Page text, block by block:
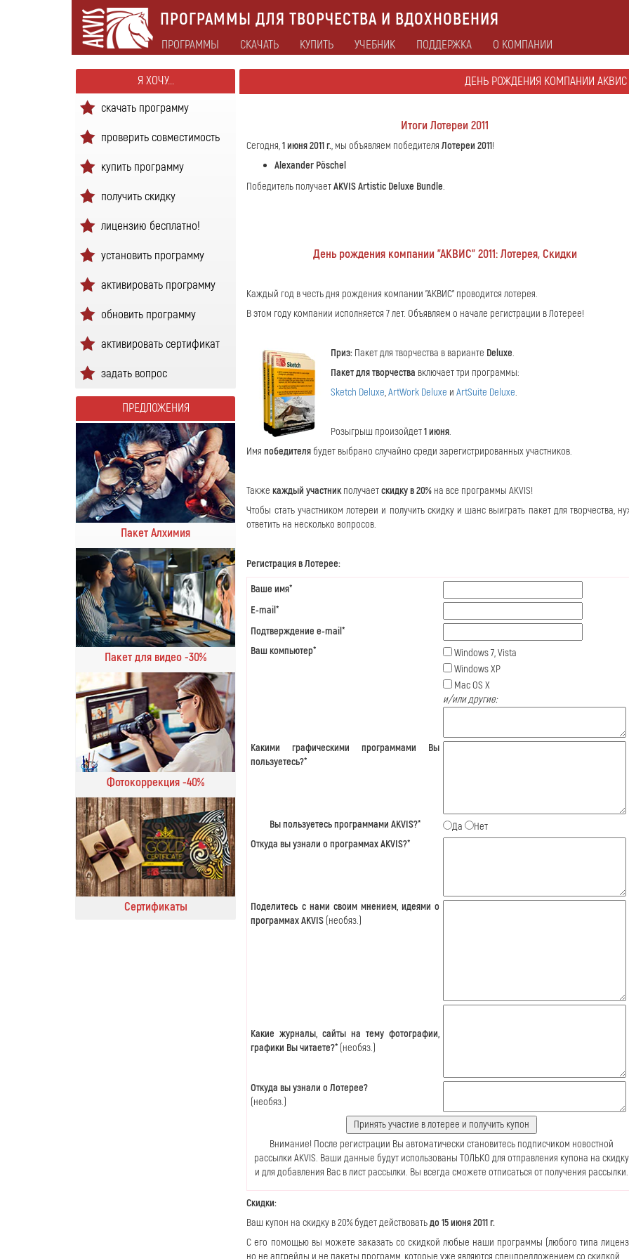
ПРОГРАММЫ ДЛЯ ТВОРЧЕСТВА И ВДОХНОВЕНИЯ
ПРОГРАММЫ СКАЧАТЬ КУПИТЬ УЧЕБНИК ПОДДЕРЖКА О КОМПАНИИ
Я ХОЧУ...
скачать программу
проверить совместимость
купить программу
получить скидку
лицензию бесплатно!
установить программу
активировать программу
обновить программу
активировать сертификат
задать вопрос
ПРЕДЛОЖЕНИЯ
Пакет Алхимия
Пакет для видео -30%
Фотокоррекция -40%
Сертификаты
ДЕНЬ РОЖДЕНИЯ КОМПАНИИ АКВИС
Итоги Лотереи 2011
Сегодня,1 июня 2011 г., мы объявляем победителяЛотереи 2011!
Alexander Pöschel
Победитель получаетAKVIS Artistic Deluxe Bundle.
День рождения компании "АКВИС" 2011: Лотерея, Скидки
Каждый год в честь дня рождения компании "АКВИС" проводится лотерея.
В этом году компании исполняется 7 лет. Объявляем о начале регистрации в Лотерее!
Приз: Пакет для творчества в варианте Deluxe.
Пакет для творчества включает три программы:
Sketch Deluxe,ArtWork Deluxe иArtSuite Deluxe.
Розыгрыш произойдет1 июня.
Имяпобедителя будет выбрано случайно среди зарегистрированных участников.
Такжекаждый участникполучаетскидку в 20% на все программы AKVIS!
Чтобы стать участником лотереи и получить скидку и шанс выиграть пакет для творчества,
ответить на несколько вопросов.
Регистрация в Лотерее:
Ваше имя*
E-mail*
Подтверждение e-mail*
Ваш компьютер*
Windows 7, Vista
Windows XP
Mac OS X
и/или другие:
Какими графическими программами Вы
пользуетесь?*
Вы пользуетесь программами AKVIS?* Да
Нет
Откуда вы узнали о программах AKVIS?*
Поделитесь с нами своим мнением, идеями о
программах AKVIS (необяз.)
Какие журналы, сайты на тему фотографии,
графики Вы читаете?* (необяз.)
Откуда вы узнали о Лотерее?
(необяз.)
Внимание! После регистрации Вы автоматически становитесь подписчиком новостной
рассылки AKVIS. Ваши данные будут использованы ТОЛЬКО для отправления купона на скидку
и для добавления Вас в лист рассылки. Вы всегда сможете отписаться от получения рассылки.
Скидки:
Ваш купон на скидку в 20% будет действоватьдо 15 июня 2011 г.
С его помощью вы можете заказать со скидкой любые наши программы (любого типа